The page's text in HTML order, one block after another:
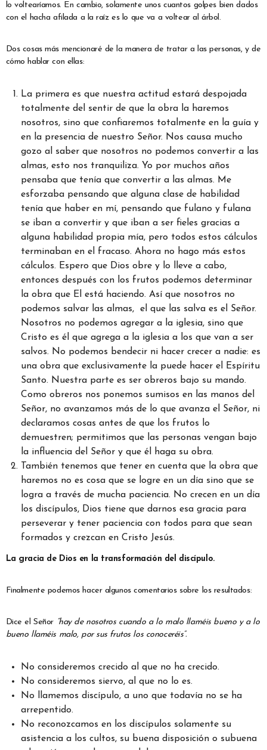
lo voltearíamos. En cambio, solamente unos cuantos golpes bien dados
con el hacha afilada a la raíz es lo que va a voltear al árbol.
Dos cosas más mencionaré de la manera de tratar a las personas, y de
cómo hablar con ellas:
La primera es que nuestra actitud estará despojada
totalmente del sentir de que la obra la haremos
nosotros, sino que confiaremos totalmente en la guía y
en la presencia de nuestro Señor. Nos causa mucho
gozo al saber que nosotros no podemos convertir a las
almas, esto nos tranquiliza. Yo por muchos años
pensaba que tenía que convertir a las almas. Me
esforzaba pensando que alguna clase de habilidad
tenía que haber en mí, pensando que fulano y fulana
se iban a convertir y que iban a ser fieles gracias a
alguna habilidad propia mía, pero todos estos cálculos
terminaban en el fracaso. Ahora no hago más estos
cálculos. Espero que Dios obre y lo lleve a cabo,
entonces después con los frutos podemos determinar
la obra que El está haciendo. Así que nosotros no
podemos salvar las almas, el que las salva es el Señor.
Nosotros no podemos agregar a la iglesia, sino que
Cristo es él que agrega a la iglesia a los que van a ser
salvos. No podemos bendecir ni hacer crecer a nadie: es
una obra que exclusivamente la puede hacer el Espíritu
Santo. Nuestra parte es ser obreros bajo su mando.
Como obreros nos ponemos sumisos en las manos del
Señor, no avanzamos más de lo que avanza el Señor, ni
declaramos cosas antes de que los frutos lo
demuestren; permitimos que las personas vengan bajo
la influencia del Señor y que él haga su obra.
También tenemos que tener en cuenta que la obra que
haremos no es cosa que se logre en un día sino que se
logra a través de mucha paciencia. No crecen en un día
los discípulos, Dios tiene que darnos esa gracia para
perseverar y tener paciencia con todos para que sean
formados y crezcan en Cristo Jesús.
La gracia de Dios en la transformación del discípulo.
Finalmente podemos hacer algunos comentarios sobre los resultados:
Dice el Señor “hay de nosotros cuando a lo malo llaméis bueno y a lo
bueno llaméis malo, por sus frutos los conoceréis”.
No consideremos crecido al que no ha crecido.
No consideremos siervo, al que no lo es.
No llamemos discípulo, a uno que todavía no se ha
arrepentido.
No reconozcamos en los discípulos solamente su
asistencia a los cultos, su buena disposición o subuena